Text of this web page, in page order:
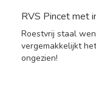
RVS Pincet met
Roestvrij staal
vergemakkelijkt
ongezien!